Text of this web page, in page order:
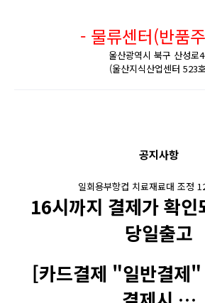
- 물류센터(반품
울산광역시 북구 산성로
(울산지식산업센터 523
공지사항
일회용부항컵 치료재료대 조정
16시까지 결제가 확인
당일출고
[카드결제 "일반결제